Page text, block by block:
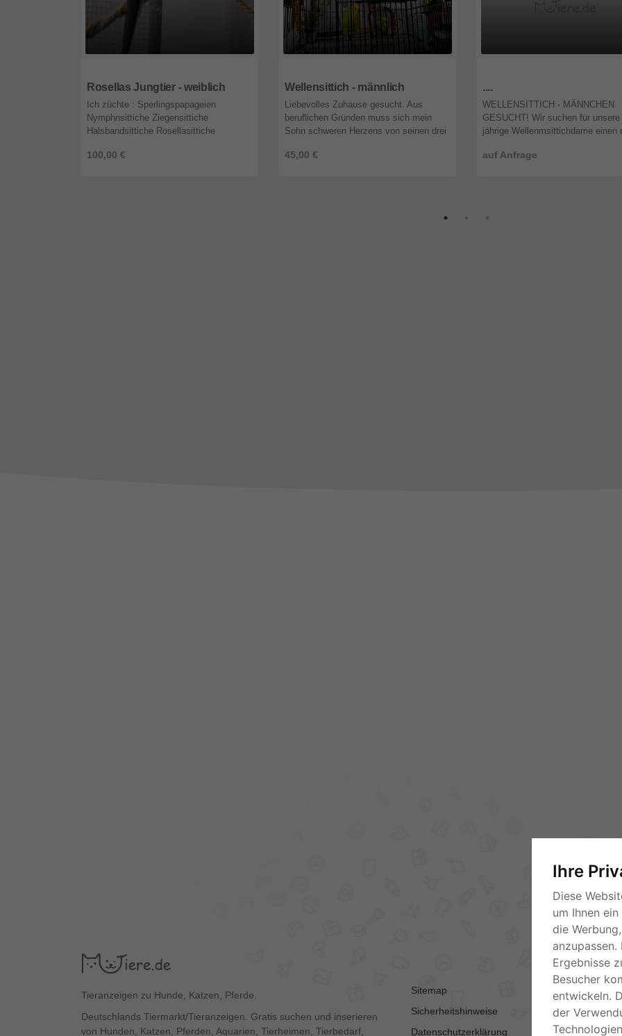
Ihre
Diese
um Ihnen
die
Ergebnisse
Besucher
entwickeln.
der
Rosellas Jungtier - weiblich
100,00 €
Ich züchte : Sperlingspapageien
Nymphnsittiche Ziegensittiche
Halsbandsittiche Rosellasittiche
(verschiedene Farben) Halsbandsittich
Wellensittich - männlich
45,00 €
Liebevolles Zuhause gesucht. Aus
beruflichen Gründen muss sich mein
Sohn schweren Herzens von seinen drei
daher ein neues, verantwortungsvolles
....
auf Anfrage
WELLENSITTICH - MÄNNCHEN
GESUCHT! Wir suchen für unsere
jährige Wellenmsittichdame einen
Tieranzeigen zu Hunde, Katzen, Pferde.
Deutschlands Tiermarkt/Tieranzeigen. Gratis suchen und inserieren
von Hunden, Katzen, Pferden, Aquarien, Tierheimen, Tierbedarf,
Sitemap
Sicherheitshinweise
Datenschutzerklärung
AGB
Kontakt
Impressum